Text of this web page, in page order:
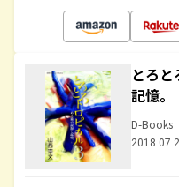
とろ
記憶
D-Books